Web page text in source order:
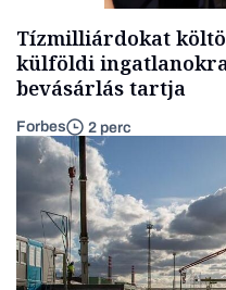
Tízmilliárdokat
külföldi
bevásárlás tartja
Forbes 2 perc